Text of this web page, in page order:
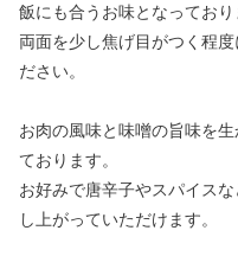
飯にも合うお味となっており
両面を少し焦げ目がつく程
ださい。
お肉の風味と味噌の旨味を
ております。
お好みで唐辛子やスパイス
し上がっていただけます。